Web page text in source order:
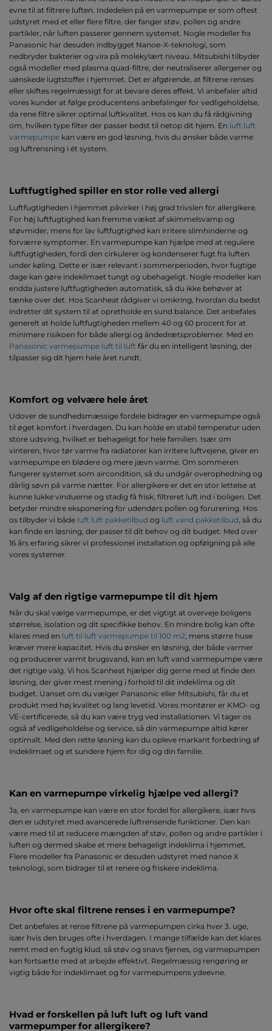
evne til at filtrere luften. Indedelen på en varmepumpe er som oftest
udstyret med et eller flere filtre, der fanger støv, pollen og andre
partikler, når luften passerer gennem systemet. Nogle modeller fra
Panasonic har desuden indbygget Nanoe-X-teknologi, som
nedbryder bakterier og vira på molekylært niveau. Mitsubishi tilbyder
også modeller med plasma quad-filtre, der neutraliserer allergener og
uønskede lugtstoffer i hjemmet. Det er afgørende, at filtrene renses
eller skiftes regelmæssigt for at bevare deres effekt. Vi anbefaler altid
vores kunder at følge producentens anbefalinger for vedligeholdelse,
da rene filtre sikrer optimal luftkvalitet. Hos os kan du få rådgivning
om, hvilken type filter der passer bedst til netop dit hjem. En luft luft
varmepumpe kan være en god løsning, hvis du ønsker både varme
og luftrensning i ét system.
Luftfugtighed spiller en stor rolle ved allergi
Luftfugtigheden i hjemmet påvirker i høj grad trivslen for allergikere.
For høj luftfugtighed kan fremme vækst af skimmelsvamp og
støvmider, mens for lav luftfugtighed kan irritere slimhinderne og
forværre symptomer. En varmepumpe kan hjælpe med at regulere
luftfugtigheden, fordi den cirkulerer og kondenserer fugt fra luften
under køling. Dette er især relevant i sommerperioden, hvor fugtige
dage kan gøre indeklimaet tungt og ubehageligt. Nogle modeller kan
endda justere luftfugtigheden automatisk, så du ikke behøver at
tænke over det. Hos Scanheat rådgiver vi omkring, hvordan du bedst
indretter dit system til at opretholde en sund balance. Det anbefales
generelt at holde luftfugtigheden mellem 40 og 60 procent for at
minimere risikoen for både allergi og åndedrætsproblemer. Med en
Panasonic varmepumpe luft til luft får du en intelligent løsning, der
tilpasser sig dit hjem hele året rundt.
Komfort og velvære hele året
Udover de sundhedsmæssige fordele bidrager en varmepumpe også
til øget komfort i hverdagen. Du kan holde en stabil temperatur uden
store udsving, hvilket er behageligt for hele familien. Især om
vinteren, hvor tør varme fra radiatorer kan irritere luftvejene, giver en
varmepumpe en blødere og mere jævn varme. Om sommeren
fungerer systemet som aircondition, så du undgår overophedning og
dårlig søvn på varme nætter. For allergikere er det en stor lettelse at
kunne lukke vinduerne og stadig få frisk, filtreret luft ind i boligen. Det
betyder mindre eksponering for udendørs pollen og forurening. Hos
os tilbyder vi både luft luft pakketilbud og luft vand pakketilbud, så du
kan finde en løsning, der passer til dit behov og dit budget. Med over
16 års erfaring sikrer vi professionel installation og opfølgning på alle
vores systemer.
Valg af den rigtige varmepumpe til dit hjem
Når du skal vælge varmepumpe, er det vigtigt at overveje boligens
størrelse, isolation og dit specifikke behov. En mindre bolig kan ofte
klares med en luft til luft varmepumpe til 100 m2, mens større huse
kræver mere kapacitet. Hvis du ønsker en løsning, der både varmer
og producerer varmt brugsvand, kan en luft vand varmepumpe være
det rigtige valg. Vi hos Scanheat hjælper dig gerne med at finde den
løsning, der giver mest mening i forhold til dit indeklima og dit
budget. Uanset om du vælger Panasonic eller Mitsubishi, får du et
produkt med høj kvalitet og lang levetid. Vores montører er KMO- og
VE-certificerede, så du kan være tryg ved installationen. Vi tager os
også af vedligeholdelse og service, så din varmepumpe altid kører
optimalt. Med den rette løsning kan du opleve markant forbedring af
indeklimaet og et sundere hjem for dig og din familie.
Kan en varmepumpe virkelig hjælpe ved allergi?
Ja, en varmepumpe kan være en stor fordel for allergikere, især hvis
den er udstyret med avancerede luftrensende funktioner. Den kan
være med til at reducere mængden af støv, pollen og andre partikler i
luften og dermed skabe et mere behageligt indeklima i hjemmet.
Flere modeller fra Panasonic er desuden udstyret med nanoe X
teknologi, som bidrager til et renere og friskere indeklima.
Hvor ofte skal filtrene renses i en varmepumpe?
Det anbefales at rense filtrene på varmepumpen cirka hver 3. uge,
især hvis den bruges ofte i hverdagen. I mange tilfælde kan det klares
nemt med en fugtig klud, så støv og snavs fjernes, og varmepumpen
kan fortsætte med at arbejde effektivt. Regelmæssig rengøring er
vigtig både for indeklimaet og for varmepumpens ydeevne.
Hvad er forskellen på luft luft og luft vand
varmepumper for allergikere?